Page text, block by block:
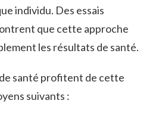
individu. Des essais
que cette approche
les résultats de santé.
santé profitent de cette
suivants :